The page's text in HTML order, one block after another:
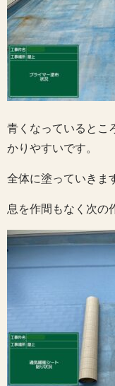
青くなっているとこ
かりやすいです。
全体に塗っていきま
息を作間もなく次の